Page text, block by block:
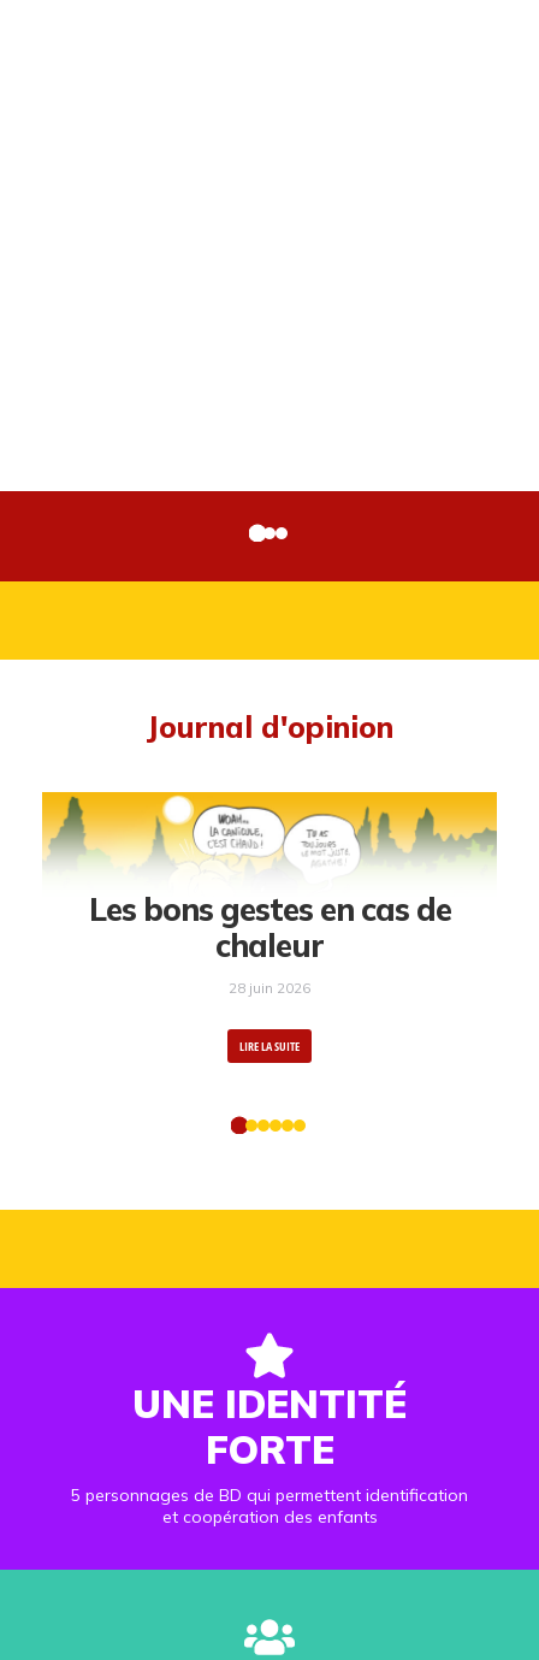
Journal d'opinion
Les bons gestes en cas de
chaleur
28 juin 2026
LIRE LA SUITE
UNE IDENTITÉ
FORTE
5 personnages de BD qui permettent identification
et coopération des enfants